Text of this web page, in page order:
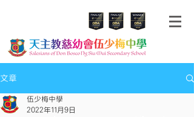
文章
伍少梅中學
2022年11月9日